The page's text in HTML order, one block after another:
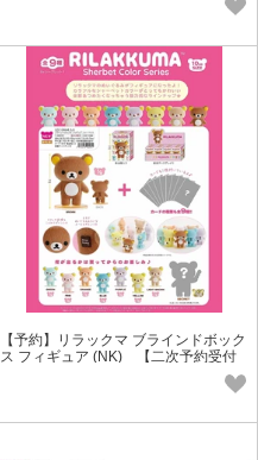
【予約】リラックマ ブラインドボック
ス フィギュア (NK) 【二次予約受付